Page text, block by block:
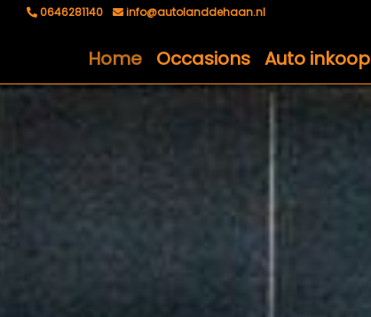
0646281140 info@autolanddehaan.nl
Home Occasions Auto inkoop